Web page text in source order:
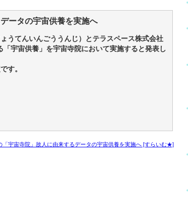
ータの宇宙供養を実施へ
うてんいんごううんじ）とテラスペース株式会社
宇宙供養」を宇宙寺院において実施すると発表し
す。
「宇宙寺院」故人に由来するデータの宇宙供養を実施へ [すらいむ★]